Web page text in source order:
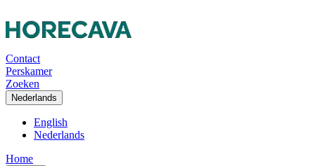
Contact
Perskamer
Zoeken
Nederlands
English
Nederlands
Home